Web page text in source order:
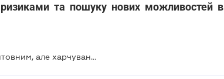
та пошуку нових можливостей в
Перебування в обсерваторах буде безкоштовним, але харчування за свій рахунок